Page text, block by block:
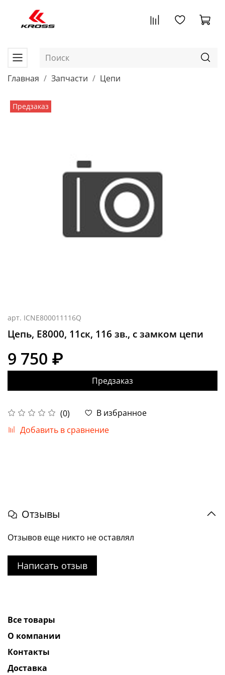
Главная Запчасти Цепи
Предзаказ
арт. ICNE800011116Q
Цепь, E8000, 11ск, 116 зв., с замком цепи
(0)
В избранное
Добавить в сравнение
9 750 ₽
Предзаказ
Отзывы
Отзывов еще никто не оставлял
Написать отзыв
Все товары
О компании
Контакты
Доставка